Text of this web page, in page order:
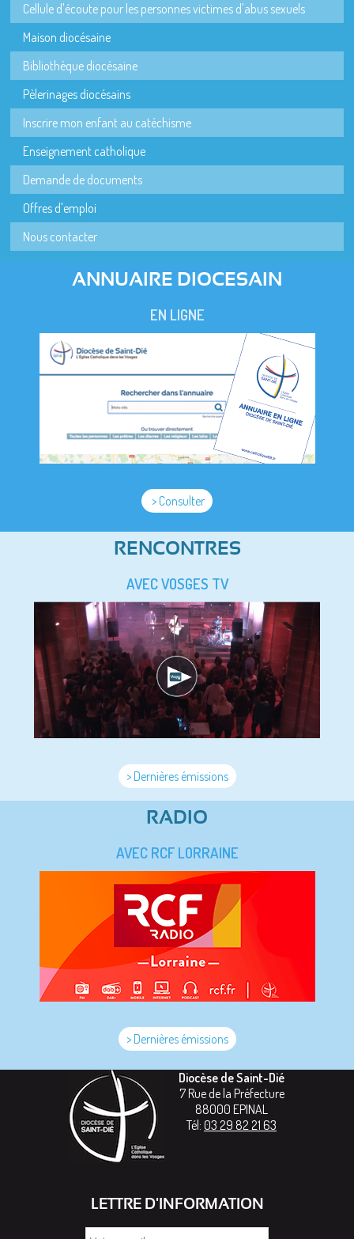
Cellule d'écoute pour les personnes victimes d'abus sexuels
Maison diocésaine
Bibliothèque diocésaine
Pèlerinages diocésains
Inscrire mon enfant au catéchisme
Enseignement catholique
Demande de documents
Offres d'emploi
Nous contacter
ANNUAIRE DIOCESAIN
EN LIGNE
> Consulter
RENCONTRES
AVEC VOSGES TV
> Dernières émissions
RADIO
AVEC RCF LORRAINE
> Dernières émissions
Diocèse de Saint-Dié
7 Rue de la Préfecture
88000 EPINAL
Tél: 03 29 82 21 63
LETTRE D'INFORMATION